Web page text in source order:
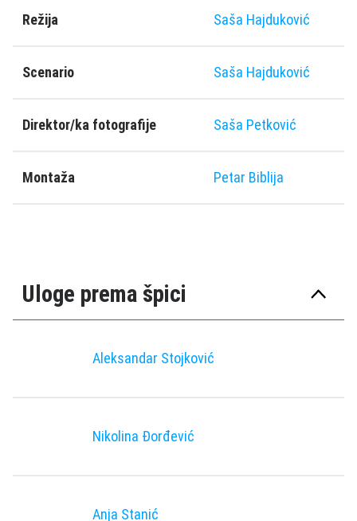
Režija Saša Hajduković
Scenario Saša Hajduković
Direktor/ka fotografije Saša Petković
Montaža Petar Biblija
Uloge prema špici
Aleksandar Stojković
Nikolina Đorđević
Anja Stanić